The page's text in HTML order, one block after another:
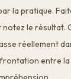
la pratique.
notez le résultat.
réellement
entre